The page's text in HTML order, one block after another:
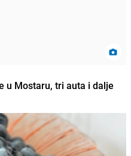
u Mostaru, tri auta i dalje